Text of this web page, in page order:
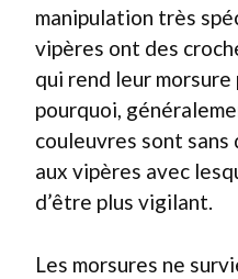
manipulation très
vipères ont des
qui rend leur morsure
pourquoi,
couleuvres sont
aux vipères avec
d’être plus vigilant.
Les morsures ne